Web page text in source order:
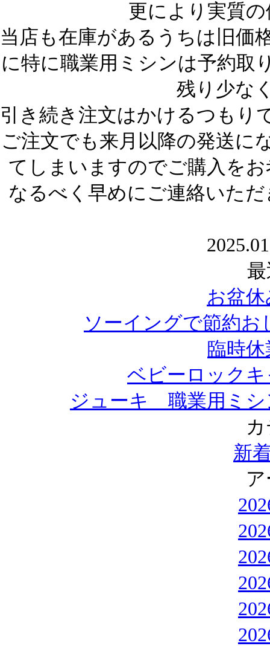
更により実質
当店も在庫がある うちは旧価
に特に職業用ミシンは予約取
残り少な
引き続き注文はかけるつもり
ご注文でも来月以降の発送に
てしまいますのでご購入を
なるべく早めにご連絡いた
お盆
ソーイングで節約お
臨時
ベビーロック
ジューキ 職業用ミ
新